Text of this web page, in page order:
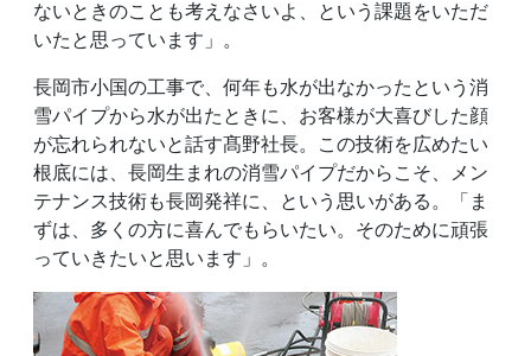
ないときのことも考えなさいよ、という課題をいただ
いたと思っています」。
長岡市小国の工事で、何年も水が出なかったという消
雪パイプから水が出たときに、お客様が大喜びした顔
が忘れられないと話す髙野社長。この技術を広めたい
根底には、長岡生まれの消雪パイプだからこそ、メン
テナンス技術も長岡発祥に、という思いがある。「ま
ずは、多くの方に喜んでもらいたい。そのために頑張
っていきたいと思います」。